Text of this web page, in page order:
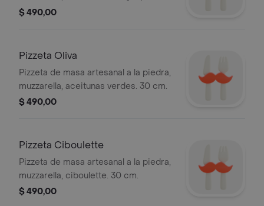
ciboulette. 30 cm.
$ 490,00
Pizzeta Oliva
Pizzeta de masa artesanal a la piedra,
muzzarella, aceitunas verdes. 30 cm.
$ 490,00
Pizzeta Ciboulette
Pizzeta de masa artesanal a la piedra,
muzzarella, ciboulette. 30 cm.
$ 490,00